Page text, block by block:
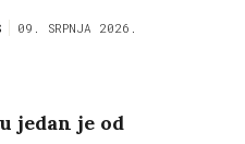
09. SRPNJA 2026.
jedan je od